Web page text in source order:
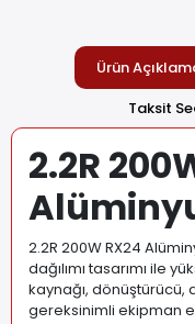
Ürün
Taksit
2.2R
2.2R 200W RX24
dağılımı tasarımı ile
kaynağı, dönüştürücü,
gereksinimli ekipman